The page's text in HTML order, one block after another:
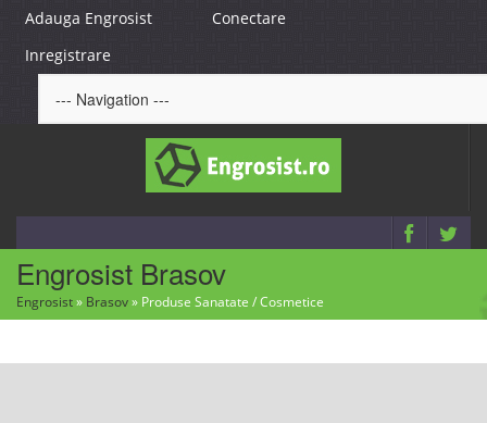
Adauga Engrosist
Conectare
Inregistrare
Engrosist Brasov
Engrosist» Brasov» Produse Sanatate / Cosmetice